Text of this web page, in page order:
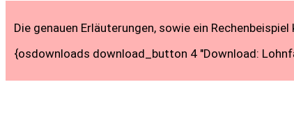
Die genauen Erläuterungen, sowie ein
{osdownloads download_button 4 "Download: